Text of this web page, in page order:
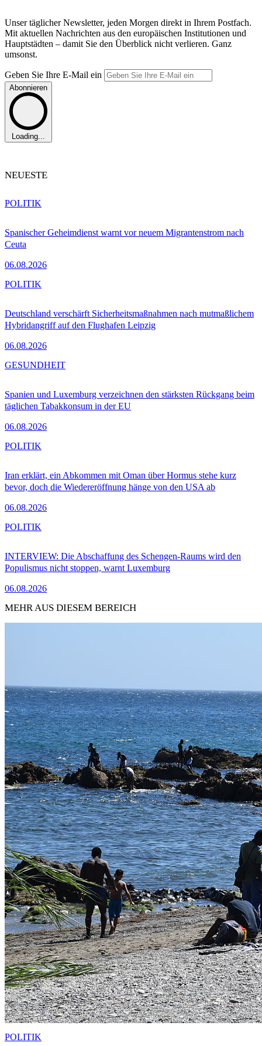
Unser täglicher Newsletter, jeden Morgen direkt in Ihrem Postfach.
Mit aktuellen Nachrichten aus den europäischen Institutionen und
Hauptstädten – damit Sie den Überblick nicht verlieren. Ganz
umsonst.
Geben Sie Ihre E-Mail ein
Abonnieren
Loading...
NEUESTE
Spanischer Geheimdienst warnt vor neuem Migrantenstrom nach
Ceuta
06.08.2026
POLITIK
Deutschland verschärft Sicherheitsmaßnahmen nach mutmaßlichem
Hybridangriff auf den Flughafen Leipzig
06.08.2026
POLITIK
Spanien und Luxemburg verzeichnen den stärksten Rückgang beim
täglichen Tabakkonsum in der EU
06.08.2026
GESUNDHEIT
Iran erklärt, ein Abkommen mit Oman über Hormus stehe kurz
bevor, doch die Wiedereröffnung hänge von den USA ab
06.08.2026
POLITIK
INTERVIEW: Die Abschaffung des Schengen-Raums wird den
Populismus nicht stoppen, warnt Luxemburg
06.08.2026
POLITIK
MEHR AUS DIESEM BEREICH
POLITIK